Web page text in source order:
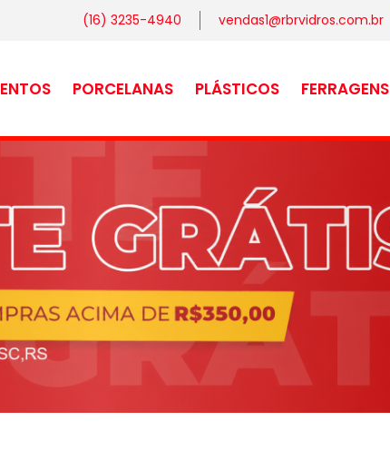
(16) 3235-4940 vendas1@rbrvidros.com.br
PORCELANAS PLÁSTICOS FERRAGENS